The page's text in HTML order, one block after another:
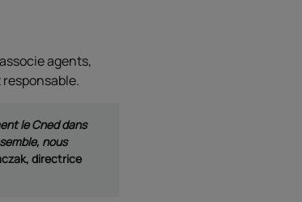
agents,
le Cned dans
nous
directrice